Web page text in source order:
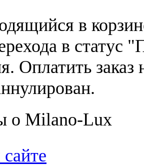
в
в статус
Оплатить заказ
о Milano-Lux